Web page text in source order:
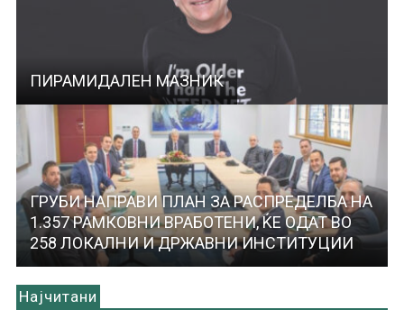
ПИРАМИДАЛЕН МАЗНИК
ГРУБИ НАПРАВИ ПЛАН ЗА РАСПРЕДЕЛБА НА
1.357 РАМКОВНИ ВРАБОТЕНИ, ЌЕ ОДАТ ВО
258 ЛОКАЛНИ И ДРЖАВНИ ИНСТИТУЦИИ
Најчитани